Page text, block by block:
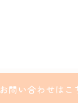
お問い合わせはこ